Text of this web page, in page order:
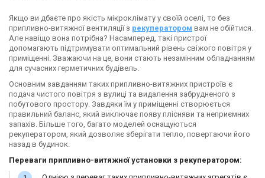
Якщо ви дбаєте про якість мікроклімату у своїй оселі, то без
припливно-витяжної вентиляції з рекуператором вам не обійтися.
Але навіщо вона потрібна? Насамперед, такі пристрої
допомагають підтримувати оптимальний рівень свіжого повітря у
приміщенні. Зважаючи на це, вони стають незамінним обладнанням
для сучасних герметичних будівель.
Основним завданням таких припливно-витяжних пристроїв є
подача чистого повітря з вулиці та видалення забрудненого з
побутового простору. Завдяки їм у приміщенні створюється
правильний баланс, який виключає появу плісняви ​​та неприємних
запахів. Більше того, багато моделей оснащуються
рекуператором, який дозволяє зберігати тепло, повертаючи його
назад в будинок.
Переваги припливно-витяжної установки з рекуператором: